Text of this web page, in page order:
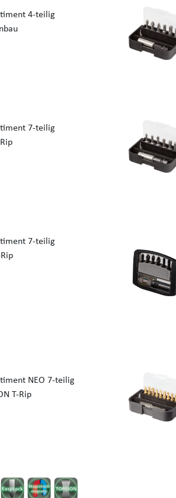
4-teilig
7-teilig
7-teilig
NEO 7-teilig
T-Rip